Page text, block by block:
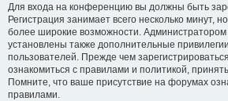
Для входа на конференцию вы должны быть
Регистрация занимает всего несколько минут,
более широкие возможности.
установлены также дополнительные
пользователей. Прежде чем
ознакомиться с правилами и политикой,
Помните, что ваше присутствие на форумах
правилами.